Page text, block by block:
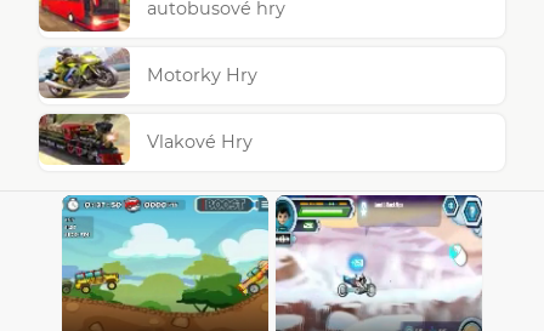
autobusové hry
Motorky Hry
Vlakové Hry